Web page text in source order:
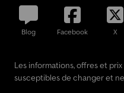
Blog Facebook X
Les informations, offres et
susceptibles de changer et